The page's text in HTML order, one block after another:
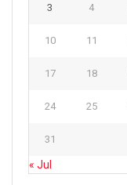
3 4
10 11
17 18
24 25
31
« Jul